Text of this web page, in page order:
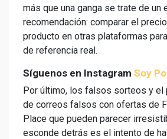
más que una ganga se trate de un
recomendación: comparar el
producto en otras plataformas
de referencia real.
Síguenos en Instagram Soy
Por último, los falsos sorteos y el
de correos falsos con ofertas de
Place que pueden parecer
esconde detrás es el intento de